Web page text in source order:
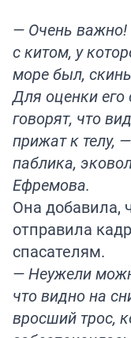
— Очень
с китом, у
море был,
Для оценки его
говорят, что
прижат к телу,
паблика,
Ефремова.
Она добавила,
отправила
спасателям.
— Неужели
что видно на
вросший трос,